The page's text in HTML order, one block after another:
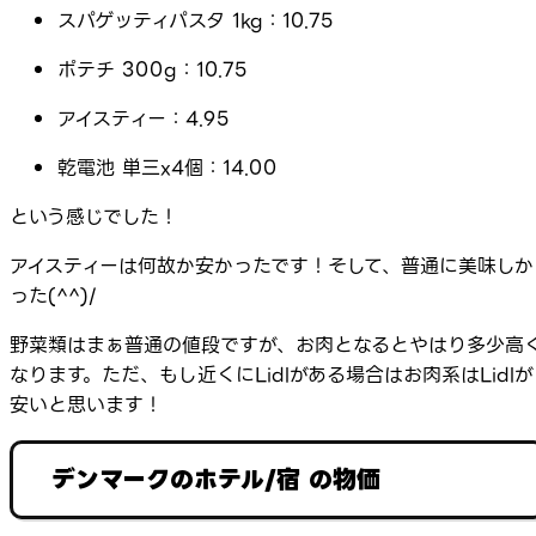
スパゲッティパスタ 1kg：10.75
ポテチ 300g：10.75
アイスティー：4.95
乾電池 単三x4個：14.00
という感じでした！
アイスティーは何故か安かったです！そして、普通に美味しか
った(^^)/
野菜類はまぁ普通の値段ですが、お肉となるとやはり多少高
なります。ただ、もし近くにLidlがある場合はお肉系はLidlが
安いと思います！
デンマークのホテル/宿 の物価